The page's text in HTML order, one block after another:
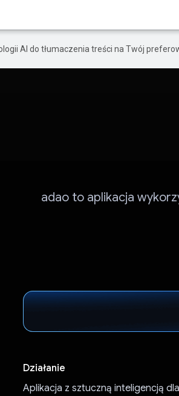
AI do tłumaczenia treści na Twój
adao to aplikacja
Działanie
Aplikacja z sztuczną inteligencją